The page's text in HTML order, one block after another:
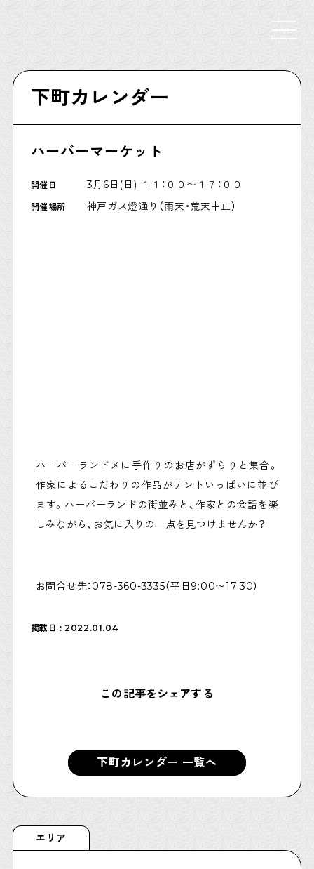
Select Language ▼
Shitamachi NUDIE
下町ならではの家みたいな店を紹介する記事です
ぶらり、下町
下町の「あの人」が書く連載記事です
下町の「あの人」×「あの人」の科学反応を楽しむ企
シタマチコウベについて
下町マップ
下町カレンダー
下町START UP
週刊下町日和
Stay Home
下町寫眞
下町カレンダー
ハーバーマーケット
開催日 3月6日(日) １１：００〜１７：００
開催場所 神戸ガス燈通り（雨天・荒天中止）
ハーバーランドメに手作りのお店がずらりと集合。
作家によるこだわりの作品がテントいっぱいに並び
ます。ハーバーランドの街並みと、作家との会話を楽
しみながら、お気に入りの一点を見つけませんか？
お問合せ先：078-360-3335（平日9:00〜17:30）
掲載日 : 2022.01.04
この記事をシェアする
下町カレンダー 一覧へ
エリア